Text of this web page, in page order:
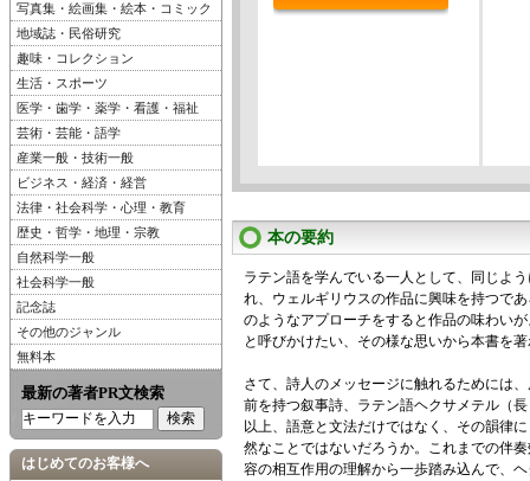
写真集・絵画集・絵本・コミック
地域誌・民俗研究
趣味・コレクション
生活・スポーツ
医学・歯学・薬学・看護・福祉
芸術・芸能・語学
産業一般・技術一般
ビジネス・経済・経営
法律・社会科学・心理・教育
歴史・哲学・地理・宗教
自然科学一般
社会科学一般
記念誌
その他のジャンル
無料本
最新の著者PR文検索
はじめてのお客様へ
本の要約
ラテン語を学んでいる一人として、同じよ
れ、ウェルギリウスの作品に興味を持つで
のようなアプローチをすると作品の味わい
と呼びかけたい、その様な思いから本書を
さて、詩人のメッセージに触れるためには
前を持つ叙事詩、ラテン語ヘクサメテル（
以上、語意と文法だけではなく、その韻律
然なことではないだろうか。これまでの伴
容の相互作用の理解から一歩踏み込んで、